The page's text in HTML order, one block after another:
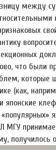
между
что были
которые
(как,
японские
МГУ
получилось